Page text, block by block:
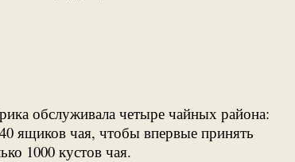
обслуживала четыре чайных района:
ящиков чая, чтобы впервые принять
1000 кустов чая.